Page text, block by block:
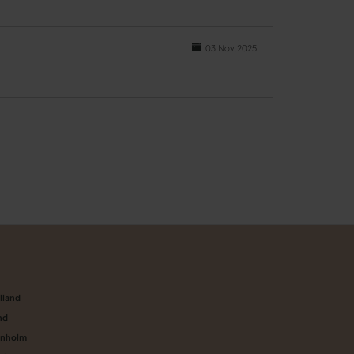
03.Nov.2025